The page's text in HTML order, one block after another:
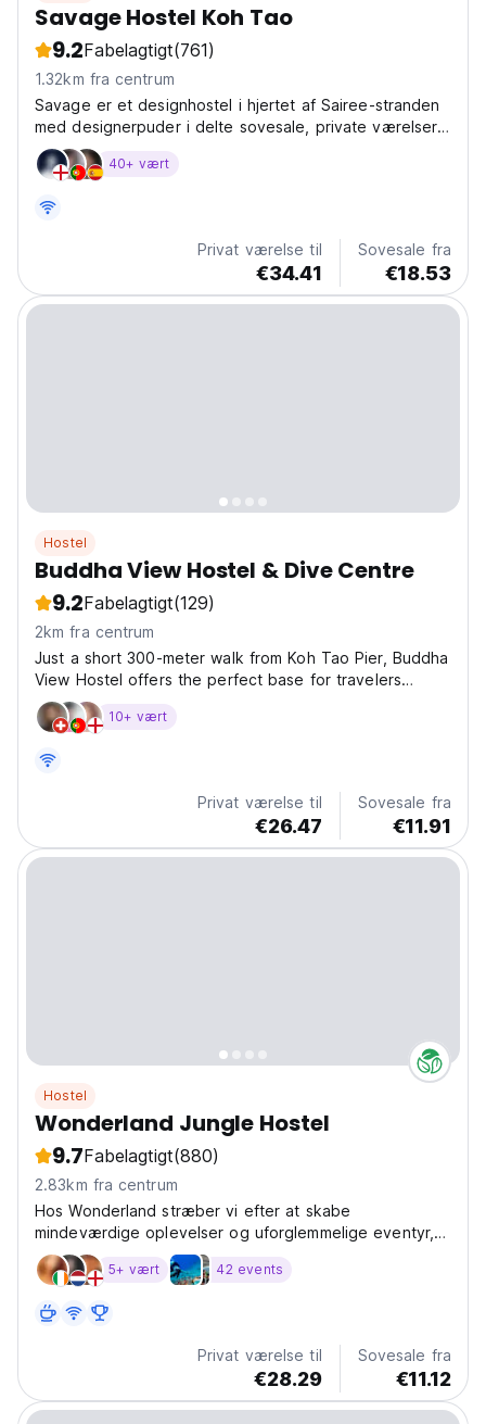
Savage Hostel Koh Tao
9.2Fabelagtigt(761)
1.32km fra centrum
Savage er et designhostel i hjertet af Sairee-stranden
med designerpuder i delte sovesale, private værelser,
en restaurant, den fedeste tagterrasse swimmingpool +
bar på Koh Tao, poolbord + chillout-områder.
40+ vært
Privat værelse til
€34.41
Sovesale fra
€18.53
Hostel
Buddha View Hostel & Dive Centre
9.2Fabelagtigt(129)
2km fra centrum
Just a short 300-meter walk from Koh Tao Pier, Buddha
View Hostel offers the perfect base for travelers
looking to explore the island with ease. Surrounded by
convenience, you’ll find everything you need within
10+ vært
Privat værelse til
€26.47
Sovesale fra
€11.91
Hostel
Wonderland Jungle Hostel
9.7Fabelagtigt(880)
2.83km fra centrum
Hos Wonderland stræber vi efter at skabe
mindeværdige oplevelser og uforglemmelige eventyr,
fyldt med de bedste vibes og fantastiske individer med
deres egne inspirerende historier.
5+ vært 42 events
Privat værelse til
€28.29
Sovesale fra
€11.12